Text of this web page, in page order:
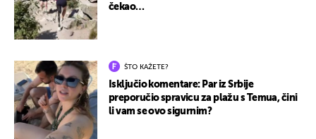
čekao…
ŠTO KAŽETE?
Isključio komentare: Par iz Srbije
preporučio spravicu za plažu s Temua, čini
li vam se ovo sigurnim?